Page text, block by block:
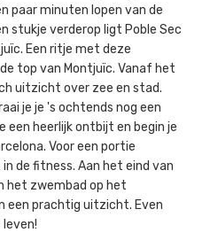
paar minuten lopen van de
stukje verderop ligt Poble Sec
Een ritje met deze
top van Montjuïc. Vanaf het
uitzicht over zee en stad.
je je 's ochtends nog een
een heerlijk ontbijt en begin je
Voor een portie
de fitness. Aan het eind van
het zwembad op het
een prachtig uitzicht. Even
leven!